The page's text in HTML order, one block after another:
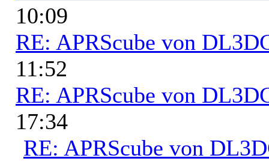
10:09
RE: APRScube von
11:52
RE: APRScube von
17:34
RE: APRScube von